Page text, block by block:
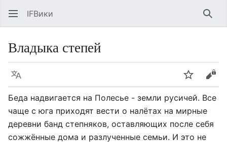
IFВики
Владыка степей
Язык Следить
Беда надвигается на Полесье - земли русичей. Все
чаще с юга приходят вести о налётах на мирные
деревни банд степняков, оставляющих после себя
сожжённые дома и разлученные семьи. И это не